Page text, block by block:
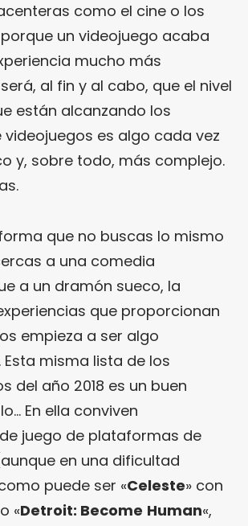
como el cine o los
un videojuego acaba
mucho más
al fin y al cabo, que el nivel
están alcanzando los
es algo cada vez
y, sobre todo, más complejo.
que no buscas lo mismo
a una comedia
a un dramón sueco, la
que proporcionan
empieza a ser algo
misma lista de los
del año 2018 es un buen
En ella conviven
juego de plataformas de
en una dificultad
puede ser «Celeste» con
«Detroit: Become Human«,